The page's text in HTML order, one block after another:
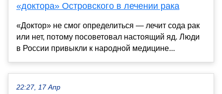
«доктора» Островского в лечении рака
«Доктор» не смог определиться — лечит сода рак
или нет, потому посоветовал настоящий яд. Люди
в России привыкли к народной медицине...
22:27, 17 Апр